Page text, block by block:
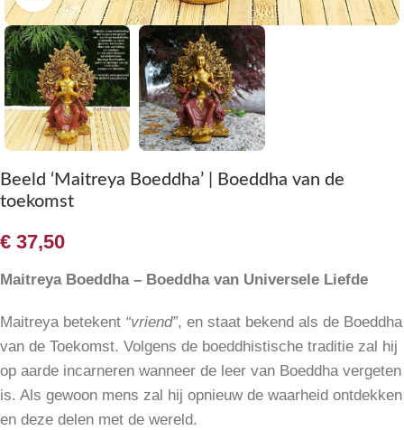
Beeld ‘Maitreya Boeddha’ | Boeddha van de
toekomst
€ 37,50
Maitreya Boeddha – Boeddha van Universele Liefde
Maitreya betekent “vriend”, en staat bekend als de Boeddha
van de Toekomst. Volgens de boeddhistische traditie zal hij
op aarde incarneren wanneer de leer van Boeddha vergeten
is. Als gewoon mens zal hij opnieuw de waarheid ontdekken
en deze delen met de wereld.